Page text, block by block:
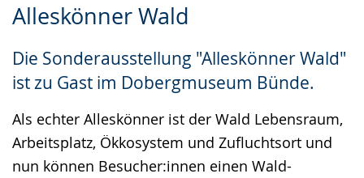
Alleskönner Wald
Die Sonderausstellung "Alleskönner Wald"
ist zu Gast im Dobergmuseum Bünde.
Als echter Alleskönner ist der Wald Lebensraum,
Arbeitsplatz, Ökkosystem und Zufluchtsort und
nun können Besucher:innen einen Wald-
Leichten
wechseln.
Audio-
Video
Deutscher
Gebärdensprache
wird
angezeigt.